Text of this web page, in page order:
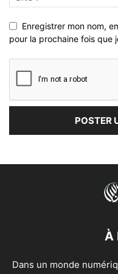
Enregistrer mon nom,
pour la prochaine fois que
À
Dans un monde